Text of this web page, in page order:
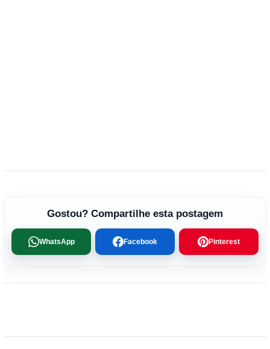
Gostou? Compartilhe esta postagem
WhatsApp Facebook Pinterest